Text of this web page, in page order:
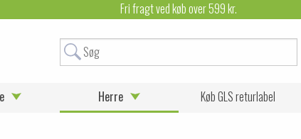
Fri fragt ved køb over 599 kr.
Herre Køb GLS returlabel